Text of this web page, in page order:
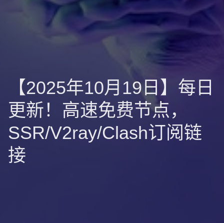
【2025年10月19日】每日
更新！高速免费节点，
SSR/V2ray/Clash订阅链
接